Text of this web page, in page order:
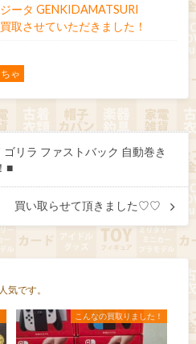
ータ GENKIDAMATSURI
取させていただきました！
ゃ
リラ ファストバック 自動巻き
■
買い取らせて頂きました♡♡
気です。
こんなの買取りました！